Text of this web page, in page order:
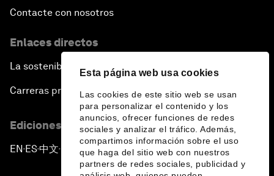
Esta página web usa cookies
Las cookies de este sitio web se usan
para personalizar el contenido y los
anuncios, ofrecer funciones de redes
sociales y analizar el tráfico. Además,
compartimos información sobre el uso
que haga del sitio web con nuestros
partners de redes sociales, publicidad y
Contacte con nosotros
Enlaces directos
La sostenibilidad en el Foro
Carreras profesionales
Ediciones en otros idiomas
EN ▪ES▪中文▪ 日本語